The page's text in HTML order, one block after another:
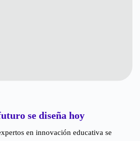
se diseña hoy
en innovación educativa se